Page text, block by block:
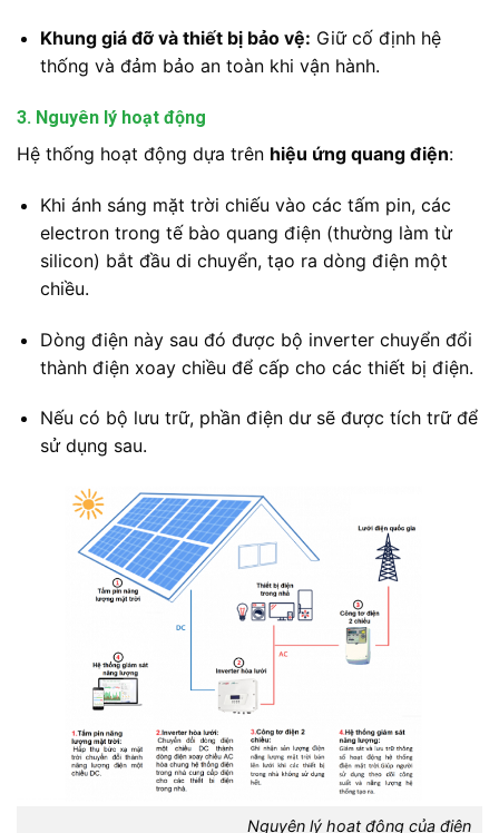
Khung giá đỡ và thiết bị bảo vệ: Giữ cố định hệ
thống và đảm bảo an toàn khi vận hành.
3. Nguyên lý hoạt động
Hệ thống hoạt động dựa trên hiệu ứng quang điện:
Khi ánh sáng mặt trời chiếu vào các tấm pin, các
electron trong tế bào quang điện (thường làm từ
silicon) bắt đầu di chuyển, tạo ra dòng điện một
chiều.
Dòng điện này sau đó được bộ inverter chuyển đổi
thành điện xoay chiều để cấp cho các thiết bị điện.
Nếu có bộ lưu trữ, phần điện dư sẽ được tích trữ để
sử dụng sau.
Nguyên lý hoạt động của điện